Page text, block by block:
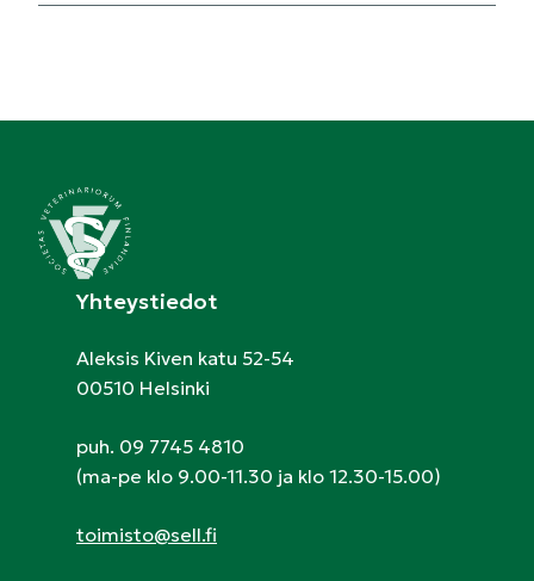
Yhteystiedot
Aleksis Kiven katu 52-54
00510 Helsinki
puh. 09 7745 4810
(ma-pe klo 9.00-11.30 ja klo 12.30-15.00)
toimisto@sell.fi